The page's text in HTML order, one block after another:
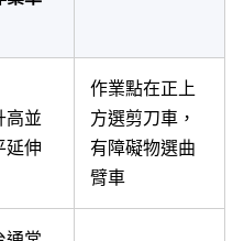
高並
延伸
作業點在正上
方選剪刀車，
有障礙物選曲
臂車